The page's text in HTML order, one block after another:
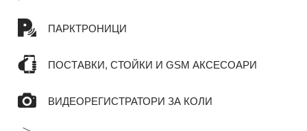
ПАРКТРОНИЦИ
ПОСТАВКИ, СТОЙКИ И GSM АКСЕСОАРИ
ВИДЕОРЕГИСТРАТОРИ ЗА КОЛИ